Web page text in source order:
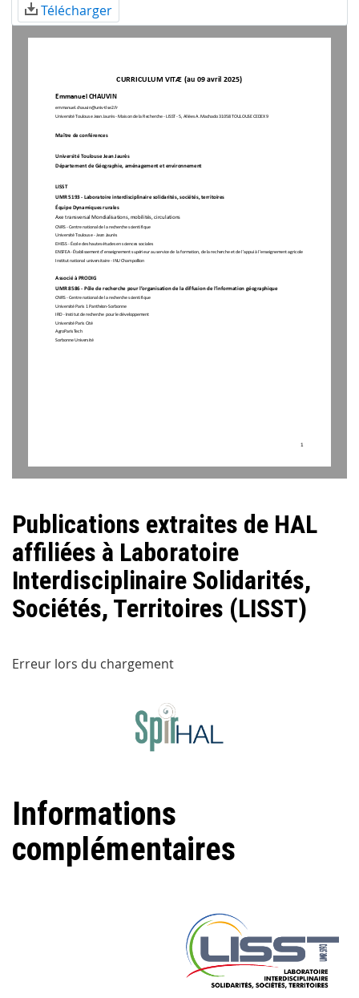
Télécharger
1
CURRICULUM VITÆ (au 09avril 2025)
Emmanuel CHAUVIN
emmanuel.chauvin@univ-tlse2.fr
Université Toulouse Jean Jaurès
Maison de la Recherche LISST 5, Allées A. Machado 31058 TOULOUSE CEDEX 9
Maître de conférences
Université Toulouse Jean Jaurès
Département de Géographie, aménagement et environnement
LISST
UMR 5193
Laboratoire interdisciplinaire solidarités, sociétés, territoires
Équipe Dynamiques rurales
Axe transversal Mondialisations, mobilités, circulations
CNRS
Centre national de la recherche scientifique
Université Toulouse
Jean Jaurès
EHESS
École des hautes études en sciences sociales
ENSFEA
Établissement d’enseignement supérieur au service de la formation, de la recherche et de l’appui à l’enseignement agricole
Institut national universitaire
INU Champollion
Associé à PRODIG
UMR 8586
Pôle de recherche pour l’organisation de la diffusion de l’information géographique
CNRS
Centre national de la recherche scientifique
Université Paris 1 Panthéon
-Sorbonne
IRD
Institut de recherche pour le développement
Université Paris Cité
AgroParisTech
Sorbonne Université
Publications extraites de HAL
affiliées à Laboratoire
Interdisciplinaire Solidarités,
Sociétés, Territoires (LISST)
Erreur lors du chargement
Informations
complémentaires